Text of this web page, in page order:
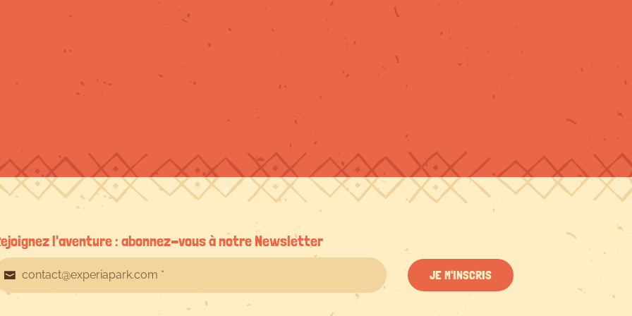
l'aventure : abonnez-vous à notre Newsletter
JE M'INSCRIS